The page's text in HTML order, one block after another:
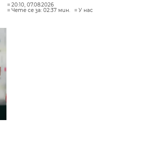
20:10, 07.08.2026
Чете се за: 02:37 мин.
У нас